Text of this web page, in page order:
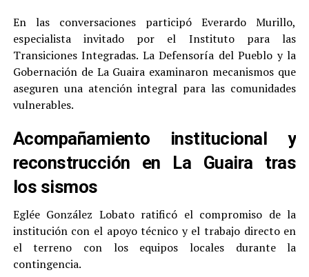
En las conversaciones participó Everardo Murillo,
especialista invitado por el Instituto para las
Transiciones Integradas. La Defensoría del Pueblo y la
Gobernación de La Guaira examinaron mecanismos que
aseguren una atención integral para las comunidades
vulnerables.
Acompañamiento institucional y
reconstrucción en La Guaira tras
los sismos
Eglée González Lobato ratificó el compromiso de la
institución con el apoyo técnico y el trabajo directo en
el terreno con los equipos locales durante la
contingencia.